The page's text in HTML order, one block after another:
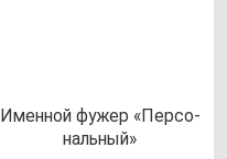
Имен­ной фу­жер «Пер­со­
наль­ный»